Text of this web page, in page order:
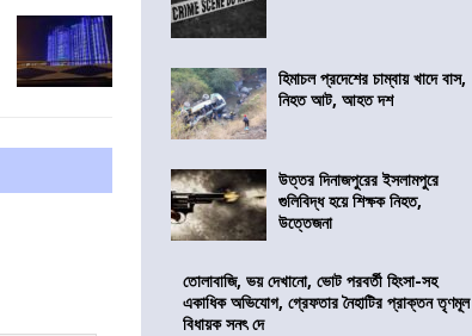
হিমাচল প্রদেশের চাম্বায় খাদে বাস,
নিহত আট, আহত দশ
উত্তর দিনাজপুরের ইসলামপুরে
গুলিবিদ্ধ হয়ে শিক্ষক নিহত,
উত্তেজনা
তোলাবাজি, ভয় দেখানো, ভোট পরবর্তী হিংসা-সহ
একাধিক অভিযোগ, গ্রেফতার নৈহাটির প্রাক্তন তৃণমূল
বিধায়ক সনৎ দে